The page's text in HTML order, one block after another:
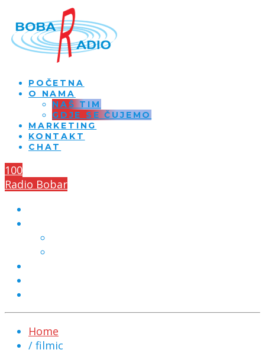
POČETNA
O NAMA
NAŠ TIM
GDJE SE ČUJEMO
MARKETING
KONTAKT
CHAT
100
Radio Bobar
Home
/ filmic